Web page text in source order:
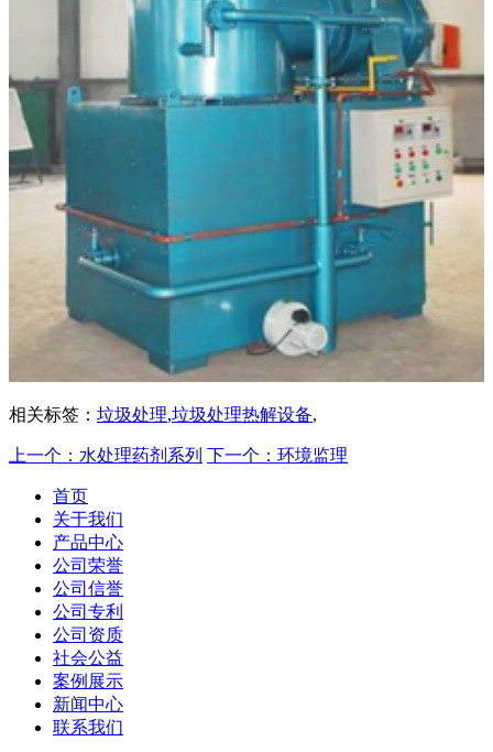
相关标签： 垃圾处理,垃圾处理热解设备,
上一个：水处理药剂系列 下一个：环境监理
首页
关于我们
产品中心
公司荣誉
公司信誉
公司专利
公司资质
社会公益
案例展示
新闻中心
联系我们